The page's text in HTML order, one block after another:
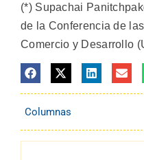
(*) Supachai
de la Conferencia de
Comercio y Desarrollo
Columnas